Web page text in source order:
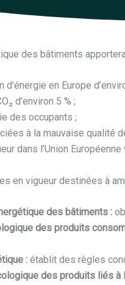
des bâtiments
en Europe
d’environ 5 % ;
des occupants ;
à la mauvaise qualité
dans l’Union
en vigueur destinées à
des bâtiments :
des produits
: établit des règles
des produits liés à